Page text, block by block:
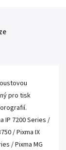
pro tisk
IP 7200 Series /
/ Pixma IX
/ Pixma MG